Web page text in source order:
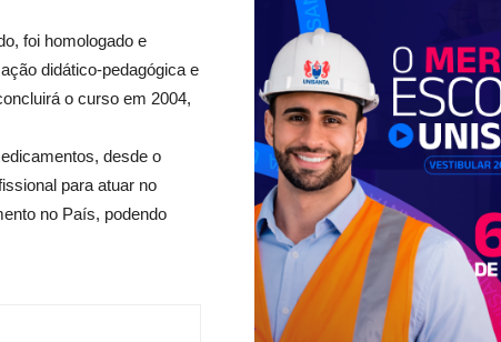
foi homologado e
didático-pedagógica e
o curso em 2004,
desde o
para atuar no
no País, podendo